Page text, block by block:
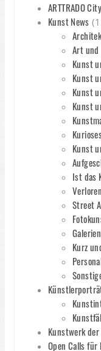
ARTTRADO
Kunst News
Art und
Kunst
Kunst
Kunst
Kunst
Kunst
Ist das
Street
Kurz
Kunstwerk der
Open Calls für